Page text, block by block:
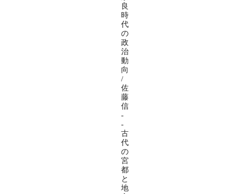
良
時
代
の
政
治
動
向
/
佐
藤
信
-
-
古
代
の
宮
都
と
地